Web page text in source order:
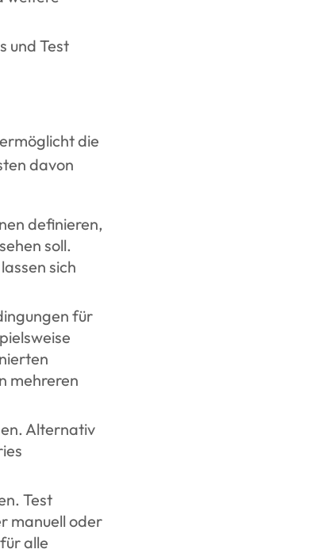
und Test
die
davon
definieren,
soll.
sich
für
mehreren
Alternativ
Test
manuell oder
alle